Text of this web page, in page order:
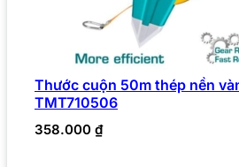
Thước cuộn 50m thép nền
TMT710506
358.000 ₫